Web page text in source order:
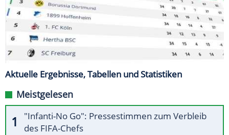
Aktuelle Ergebnisse, Tabellen und Statistiken
Meistgelesen
"Infanti-No Go": Pressestimmen zum Verbleib
des FIFA-Chefs